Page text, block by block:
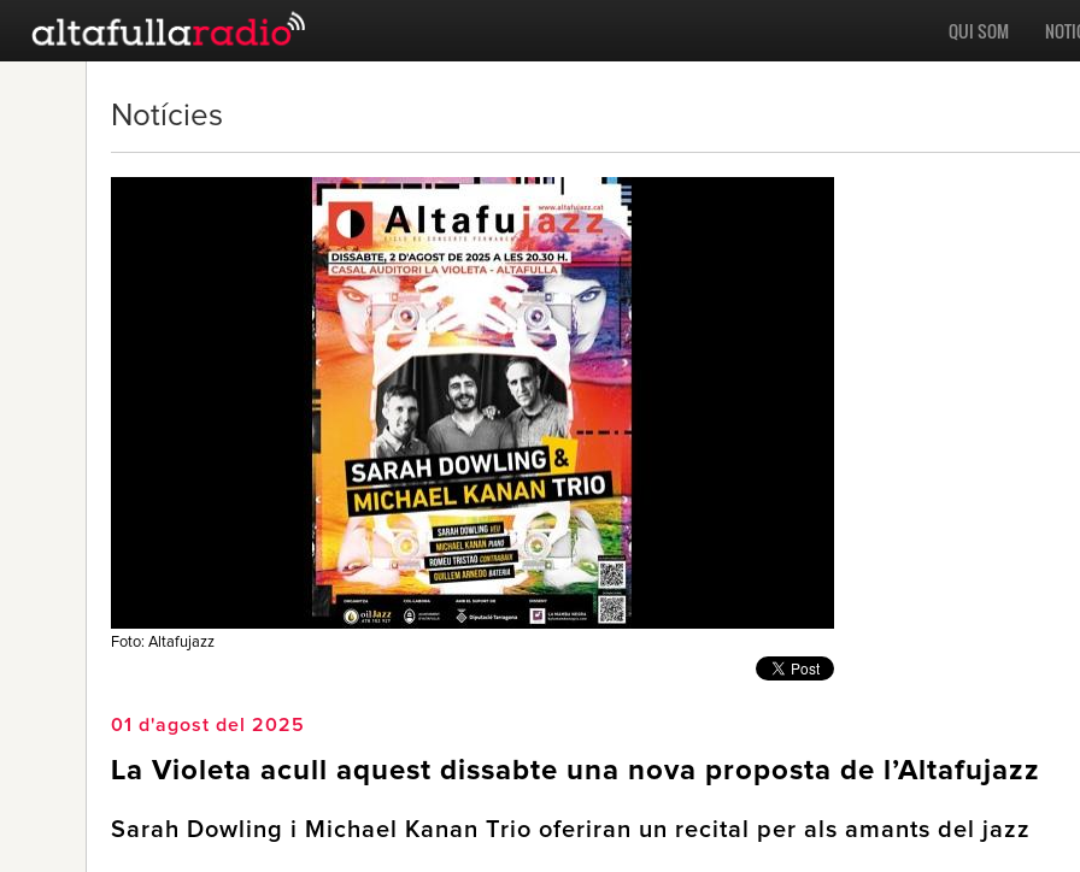
QUI SOM
Notícies
Foto: Altafujazz
01 d'agost del 2025
La Violeta acull aquest dissabte una nova proposta de l’Altafujazz
Sarah Dowling i Michael Kanan Trio oferiran un recital per als amants del jazz